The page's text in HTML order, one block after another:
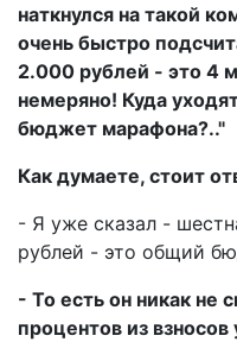
наткнулся на такой
очень быстро
2.000 рублей - это 4
немеряно! Куда
бюджет марафона?.."
Как думаете, стоит
- Я уже сказал -
рублей - это общий
- То есть он никак не
процентов из взносов